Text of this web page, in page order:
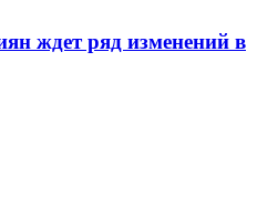
ждет ряд изменений в